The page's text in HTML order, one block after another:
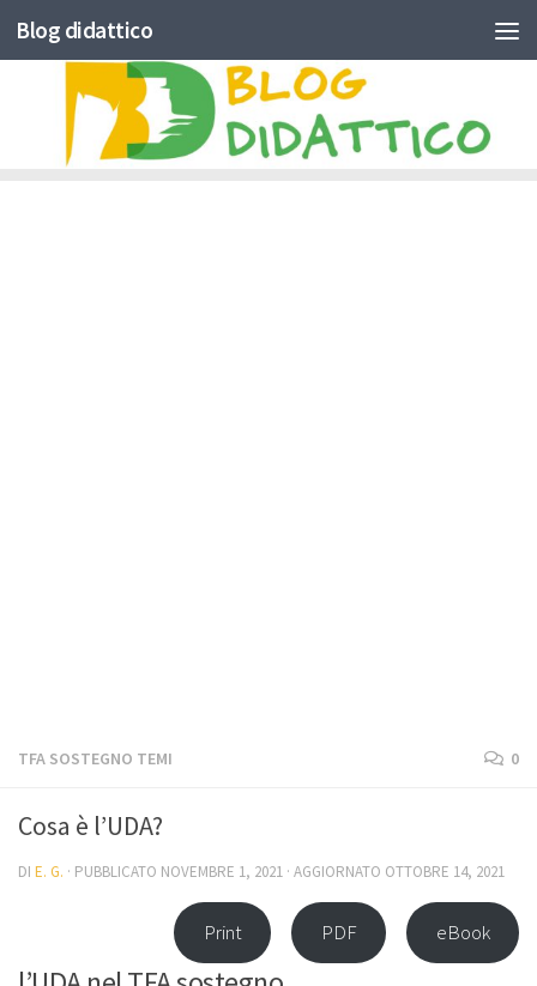
Skip to content
Blog didattico
TFA SOSTEGNO TEMI 0
Cosa è l’UDA?
DI E. G. · PUBBLICATO NOVEMBRE 1, 2021 · AGGIORNATO OTTOBRE 14, 2021
Print PDF eBook